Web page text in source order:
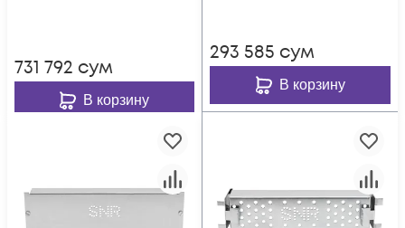
731 792 сум
В корзину
293 585 сум
В корзину